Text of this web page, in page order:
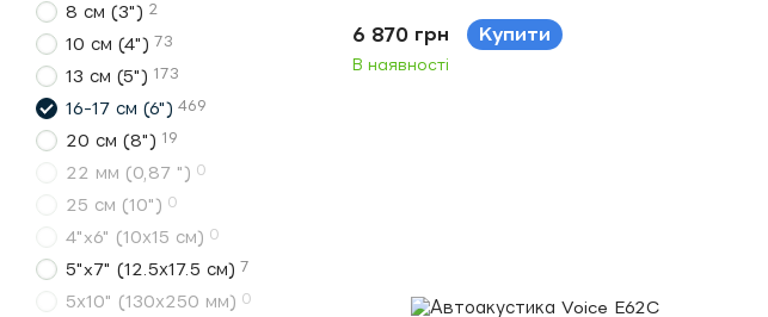
6 870 грн Купити
В наявності
8 см (3") 2
10 см (4") 73
13 см (5") 173
16-17 см (6") 469
20 см (8") 19
22 мм (0,87 ") 0
25 см (10") 0
4"x6" (10х15 см) 0
5"x7" (12.5х17.5 см) 7
5х10" (130х250 мм) 0